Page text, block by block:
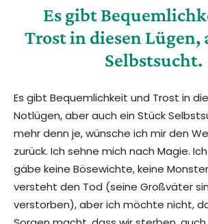
Es gibt
Trost in diesen Lügen,
Selbstsucht.
Es gibt Bequemlichkeit und Trost in
Notlügen, aber auch ein Stück
mehr denn je, wünsche ich mir den
zurück. Ich sehne mich nach Magie.
gäbe keine Bösewichte, keine
versteht den Tod (seine Großväter
verstorben), aber ich möchte nicht,